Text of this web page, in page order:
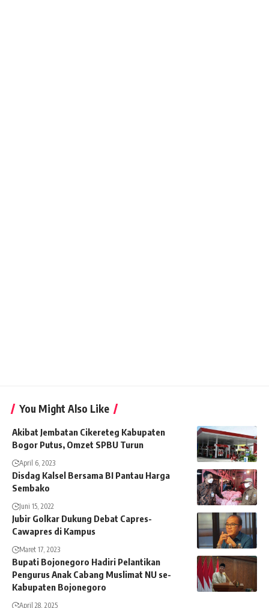
You Might Also Like
Akibat Jembatan Cikereteg Kabupaten
Bogor Putus, Omzet SPBU Turun
April 6, 2023
Disdag Kalsel Bersama BI Pantau Harga
Sembako
Juni 15, 2022
Jubir Golkar Dukung Debat Capres-
Cawapres di Kampus
Maret 17, 2023
Bupati Bojonegoro Hadiri Pelantikan
Pengurus Anak Cabang Muslimat NU se-
Kabupaten Bojonegoro
April 28, 2025